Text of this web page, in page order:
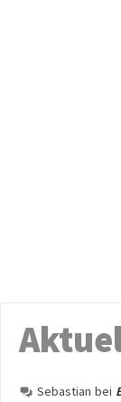
Sebastian bei